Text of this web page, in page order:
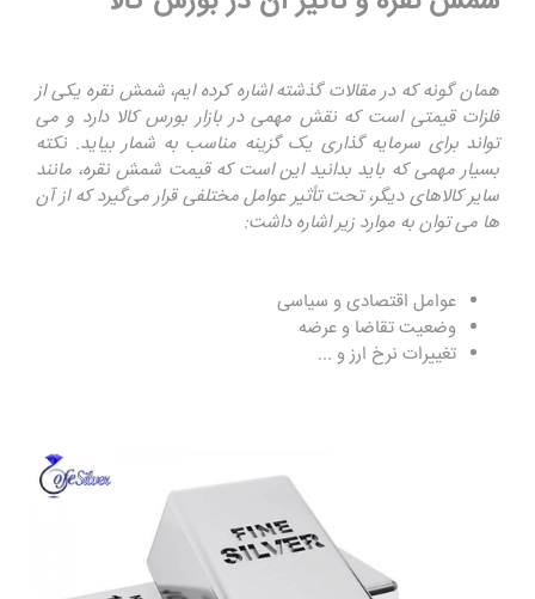
همان گونه که در مقالات گذشته اشاره کرده ایم، شمش نقره یکی از
فلزات قیمتی است که نقش مهمی در بازار بورس کالا دارد و می
تواند برای سرمایه گذاری یک گزینه مناسب به شمار بیاید. نکته
بسیار مهمی که باید بدانید این است که قیمت شمش نقره، مانند
سایر کالاهای دیگر، تحت تأثیر عوامل مختلفی قرار می‌گیرد که از آن
ها می توان به موارد زیر اشاره داشت:
عوامل اقتصادی و سیاسی
وضعیت تقاضا و عرضه
تغییرات نرخ ارز و ...